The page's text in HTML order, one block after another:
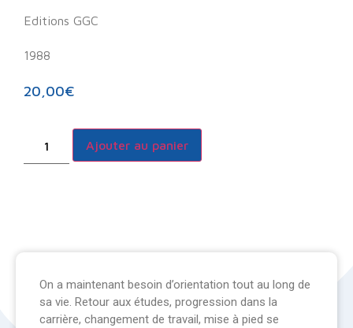
Editions GGC
1988
20,00€
Ajouter au panier
On a maintenant besoin d’orientation tout au long de
sa vie. Retour aux études, progression dans la
carrière, changement de travail, mise à pied se